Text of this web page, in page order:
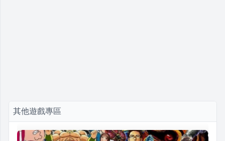
其他遊戲專區